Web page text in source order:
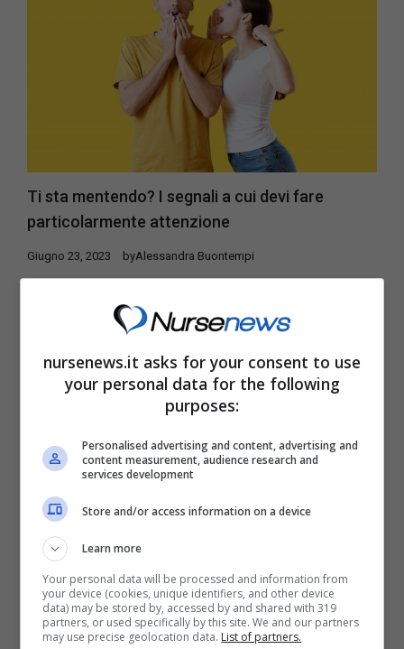
Ti sta mentendo? I segnali a cui devi fare
particolarmente attenzione
Giugno 23, 2023 byAlessandra Buontempi
Non sapete capire se le persone con le quali
parlate vi stanno mentendo oppure no? Ecco
Regole per conquistare il ragazzo che ti piace |
nursenews.it asks for your consent to use
your personal data for the following
purposes:
Personalised advertising and content, advertising and
content measurement, audience research and
services development
Store and/or access information on a device
Learn more
Your personal data will be processed and information from
your device (cookies, unique identifiers, and other device
data) may be stored by, accessed by and shared with 319
partners, or used specifically by this site. We and our partners
may use precise geolocation data. List of partners.